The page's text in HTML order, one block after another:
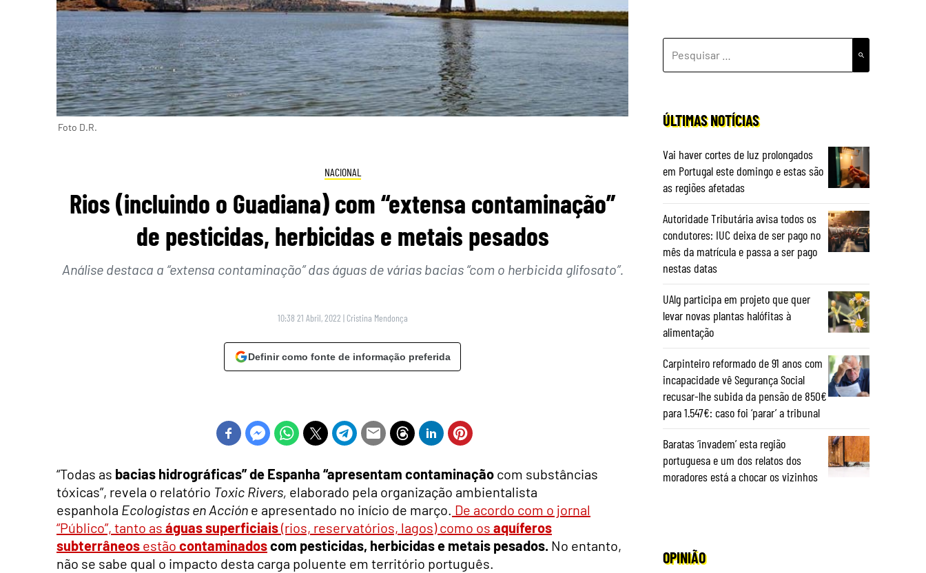
Foto D.R.
NACIONAL
Rios (incluindo o Guadiana) com “extensa contaminação”
de pesticidas, herbicidas e metais pesados
Análise destaca a “extensa contaminação” das águas de várias bacias “com o herbicida glifosato”.
10:38 21 Abril, 2022 | Cristina Mendonça
Definir como fonte de informação preferida
“Todas as bacias hidrográficas” de Espanha “apresentam contaminação com substâncias
tóxicas”, revela o relatório Toxic Rivers, elaborado pela organização ambientalista
espanhola Ecologistas en Acción e apresentado no início de março. De acordo com o jornal
“Público”, tanto as águas superficiais(rios, reservatórios, lagos) como os aquíferos
subterrâneos estão contaminadoscom pesticidas, herbicidas e metais pesados. No entanto,
não se sabe qual o impacto desta carga poluente em território português.
POR:
ÚLTIMAS NOTÍCIAS
Vai haver cortes de luz prolongados
em Portugal este domingo e estas são
as regiões afetadas
Autoridade Tributária avisa todos os
condutores: IUC deixa de ser pago no
mês da matrícula e passa a ser pago
nestas datas
UAlg participa em projeto que quer
levar novas plantas halófitas à
alimentação
Carpinteiro reformado de 91 anos com
incapacidade vê Segurança Social
recusar-lhe subida da pensão de 850€
para 1.547€: caso foi ‘parar’ a tribunal
Baratas ‘invadem’ esta região
portuguesa e um dos relatos dos
moradores está a chocar os vizinhos
OPINIÃO